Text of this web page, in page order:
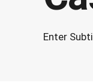
Enter